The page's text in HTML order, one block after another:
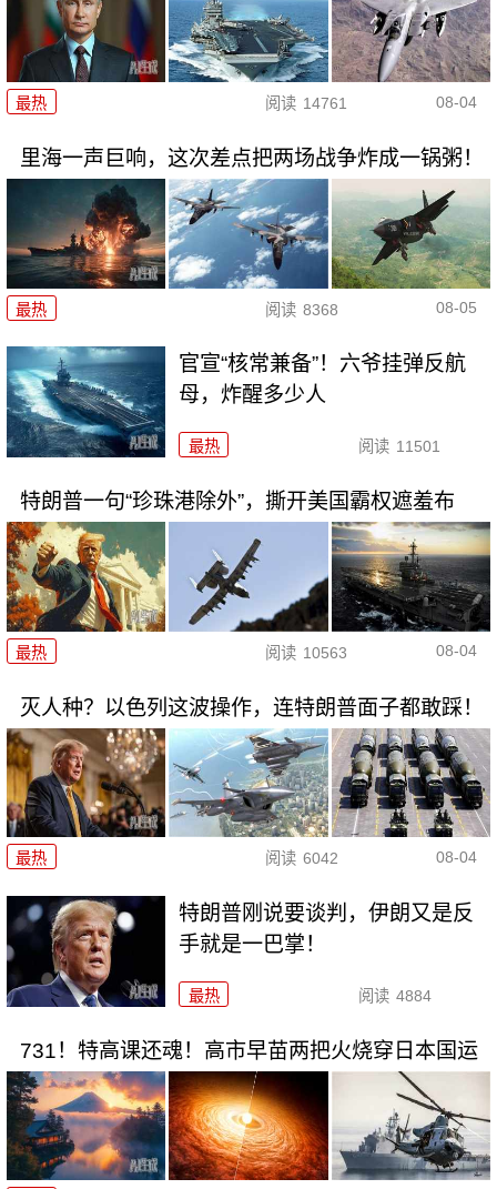
最热 阅读 14761 08-04
里海一声巨响，这次差点把两场战争炸成一锅粥！
最热 阅读 8368 08-05
官宣“核常兼备”！六爷挂弹反航
母，炸醒多少人
最热 阅读 11501
特朗普一句“珍珠港除外”，撕开美国霸权遮羞布
最热 阅读 10563 08-04
灭人种？以色列这波操作，连特朗普面子都敢踩！
最热 阅读 6042 08-04
特朗普刚说要谈判，伊朗又是反
手就是一巴掌！
最热 阅读 4884
731！特高课还魂！高市早苗两把火烧穿日本国运